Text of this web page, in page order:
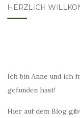
HERZLICH
Ich bin Anne und ich
gefunden hast!
Hier auf dem Blog